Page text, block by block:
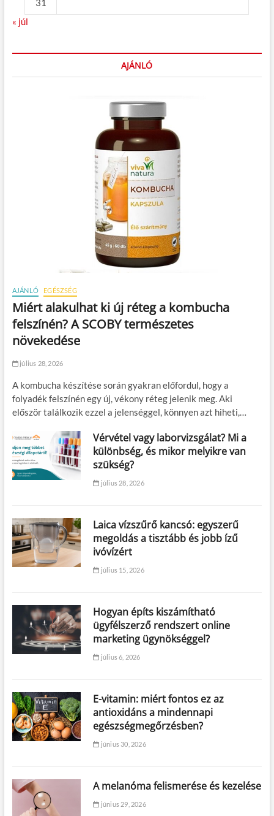
31
« júl
AJÁNLÓ
AJÁNLÓ EGÉSZSÉG
Miért alakulhat ki új réteg a kombucha
felszínén? A SCOBY természetes
növekedése
július 28, 2026
A kombucha készítése során gyakran előfordul, hogy a
folyadék felszínén egy új, vékony réteg jelenik meg. Aki
először találkozik ezzel a jelenséggel, könnyen azt hiheti,…
Vérvétel vagy laborvizsgálat? Mi a
különbség, és mikor melyikre van
szükség?
július 28, 2026
Laica vízszűrő kancsó: egyszerű
megoldás a tisztább és jobb ízű
ivóvízért
július 15, 2026
Hogyan építs kiszámítható
ügyfélszerző rendszert online
marketing ügynökséggel?
július 6, 2026
E-vitamin: miért fontos ez az
antioxidáns a mindennapi
egészségmegőrzésben?
június 30, 2026
A melanóma felismerése és kezelése
június 29, 2026